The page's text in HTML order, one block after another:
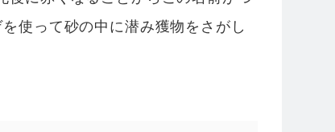
使って砂の中に潜み獲物をさがし